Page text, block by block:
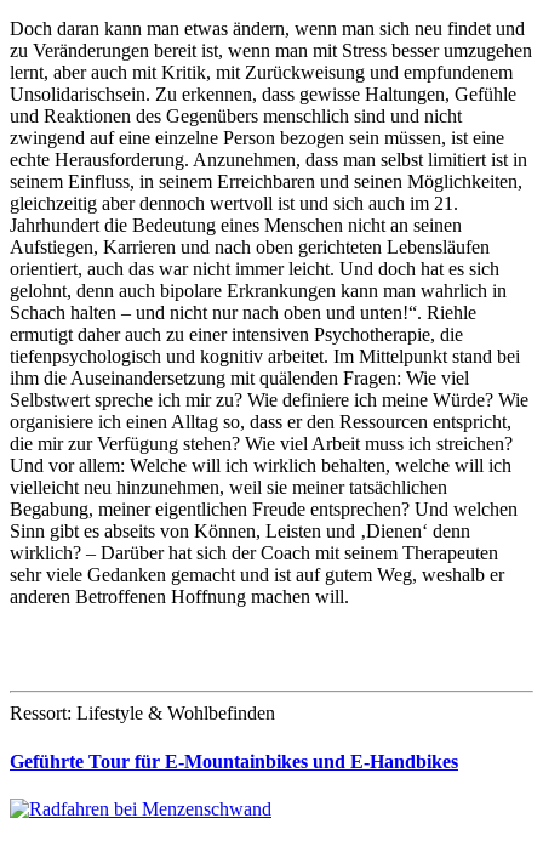
Doch daran kann man etwas ändern, wenn man sich neu findet und
zu Veränderungen bereit ist, wenn man mit Stress besser umzugehen
lernt, aber auch mit Kritik, mit Zurückweisung und empfundenem
Unsolidarischsein. Zu erkennen, dass gewisse Haltungen, Gefühle
und Reaktionen des Gegenübers menschlich sind und nicht
zwingend auf eine einzelne Person bezogen sein müssen, ist eine
echte Herausforderung. Anzunehmen, dass man selbst limitiert ist in
seinem Einfluss, in seinem Erreichbaren und seinen Möglichkeiten,
gleichzeitig aber dennoch wertvoll ist und sich auch im 21.
Jahrhundert die Bedeutung eines Menschen nicht an seinen
Aufstiegen, Karrieren und nach oben gerichteten Lebensläufen
orientiert, auch das war nicht immer leicht. Und doch hat es sich
gelohnt, denn auch bipolare Erkrankungen kann man wahrlich in
Schach halten – und nicht nur nach oben und unten!“. Riehle
ermutigt daher auch zu einer intensiven Psychotherapie, die
tiefenpsychologisch und kognitiv arbeitet. Im Mittelpunkt stand bei
ihm die Auseinandersetzung mit quälenden Fragen: Wie viel
Selbstwert spreche ich mir zu? Wie definiere ich meine Würde? Wie
organisiere ich einen Alltag so, dass er den Ressourcen entspricht,
die mir zur Verfügung stehen? Wie viel Arbeit muss ich streichen?
Und vor allem: Welche will ich wirklich behalten, welche will ich
vielleicht neu hinzunehmen, weil sie meiner tatsächlichen
Begabung, meiner eigentlichen Freude entsprechen? Und welchen
Sinn gibt es abseits von Können, Leisten und ‚Dienen‘ denn
wirklich? – Darüber hat sich der Coach mit seinem Therapeuten
sehr viele Gedanken gemacht und ist auf gutem Weg, weshalb er
anderen Betroffenen Hoffnung machen will.
Ressort: Lifestyle & Wohlbefinden
Geführte Tour für E-Mountainbikes und E-Handbikes